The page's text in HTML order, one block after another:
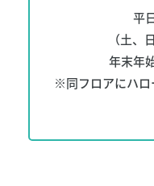
平
（土、
年末年
※同フロアにハロ